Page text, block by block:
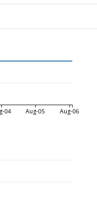
04 Aug-05 Aug-06